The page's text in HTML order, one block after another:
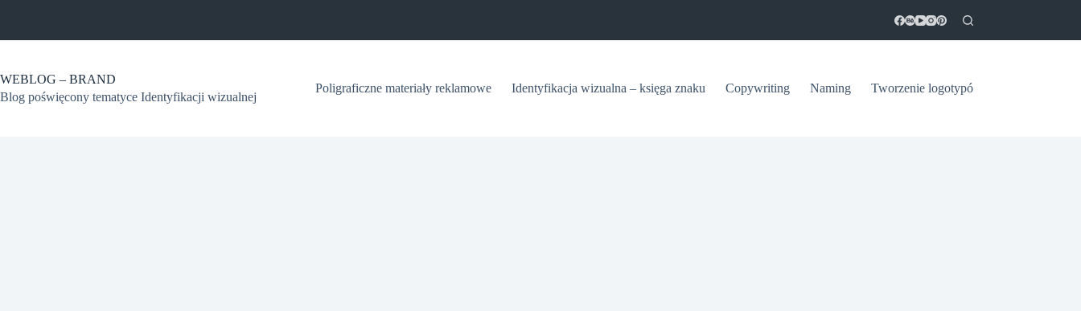
WEBLOG – BRAND
Blog poświęcony tematyce Identyfikacji wizualnej
Poligraficzne materiały reklamowe Identyfikacja wizualna – księga znaku Copywriting Naming Tworzenie logotypów